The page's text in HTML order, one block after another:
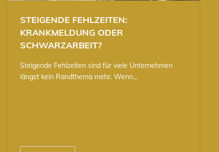
STEIGENDE FEHLZEITEN:
KRANKMELDUNG ODER
SCHWARZARBEIT?
Steigende Fehlzeiten sind für viele Unternehmen
längst kein Randthema mehr. Wenn…